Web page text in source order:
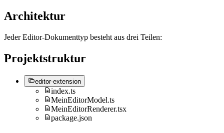
Architektur
Jeder Editor-Dokumenttyp besteht aus drei Teilen:
Projektstruktur
editor-extension
index.ts
MeinEditorModel.ts
MeinEditorRenderer.tsx
package.json